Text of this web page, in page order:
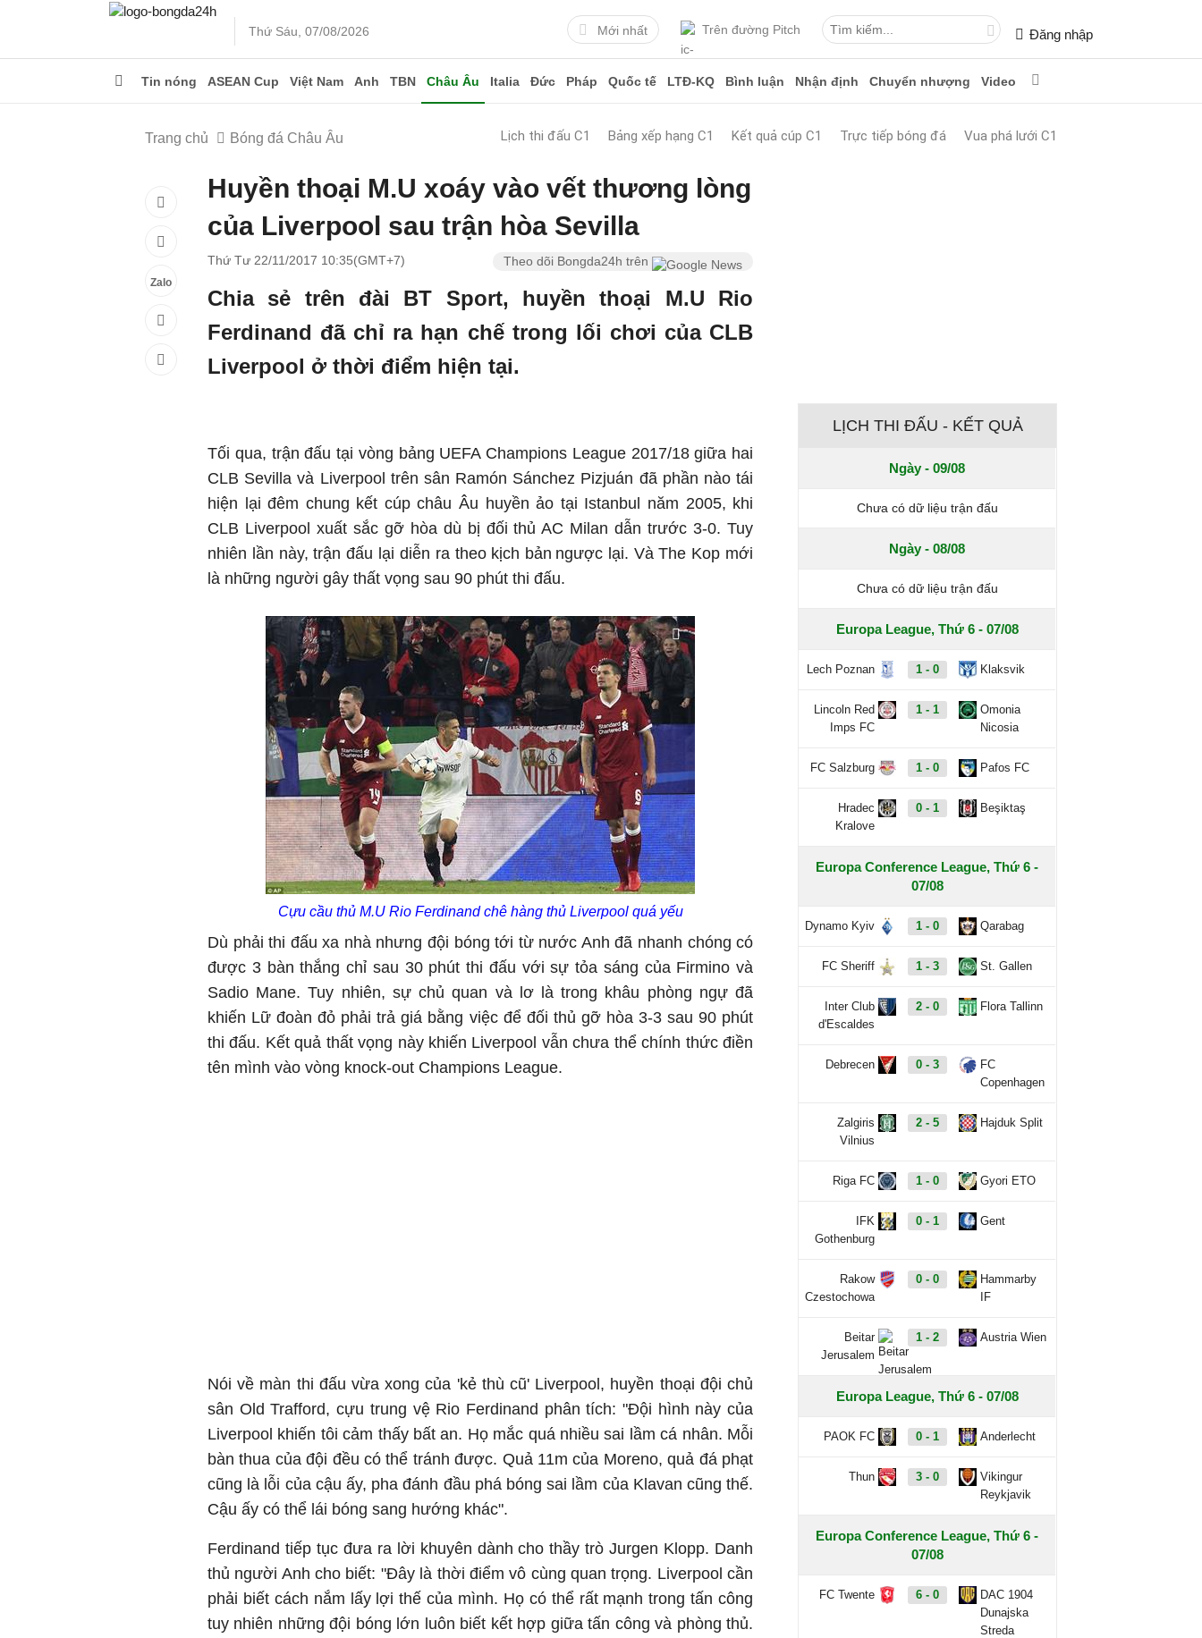
Thứ Sáu, 07/08/2026 Mới nhất Trên đường Pitch Đăng nhập
Tin nóng ASEAN Cup Việt Nam Anh TBN Châu Âu Italia Đức Pháp Quốc tế LTĐ-KQ Bình luận Nhận định Chuyển nhượng Video
Trang chủ Bóng đá Châu Âu Lịch thi đấu C1 Bảng xếp hạng C1 Kết quả cúp C1 Trực tiếp bóng đá Vua phá lưới C1
Zalo
Huyền thoại M.U xoáy vào vết thương lòng
của Liverpool sau trận hòa Sevilla
Thứ Tư 22/11/2017 10:35(GMT+7) Theo dõi Bongda24h trên
Chia sẻ trên đài BT Sport, huyền thoại M.U Rio
Ferdinand đã chỉ ra hạn chế trong lối chơi của CLB
Liverpool ở thời điểm hiện tại.
Tối qua, trận đấu tại vòng bảng UEFA Champions League 2017/18 giữa hai
CLB Sevilla và Liverpool trên sân Ramón Sánchez Pizjuán đã phần nào tái
hiện lại đêm chung kết cúp châu Âu huyền ảo tại Istanbul năm 2005, khi
CLB Liverpool xuất sắc gỡ hòa dù bị đối thủ AC Milan dẫn trước 3-0. Tuy
nhiên lần này, trận đấu lại diễn ra theo kịch bản ngược lại. Và The Kop mới
là những người gây thất vọng sau 90 phút thi đấu.
Cựu cầu thủ M.U Rio Ferdinand chê hàng thủ Liverpool quá yếu
Dù phải thi đấu xa nhà nhưng đội bóng tới từ nước Anh đã nhanh chóng có
được 3 bàn thắng chỉ sau 30 phút thi đấu với sự tỏa sáng của Firmino và
Sadio Mane. Tuy nhiên, sự chủ quan và lơ là trong khâu phòng ngự đã
khiến Lữ đoàn đỏ phải trả giá bằng việc để đối thủ gỡ hòa 3-3 sau 90 phút
thi đấu. Kết quả thất vọng này khiến Liverpool vẫn chưa thể chính thức điền
tên mình vào vòng knock-out Champions League.
Nói về màn thi đấu vừa xong của 'kẻ thù cũ' Liverpool, huyền thoại đội chủ
sân Old Trafford, cựu trung vệ Rio Ferdinand phân tích: "Đội hình này của
Liverpool khiến tôi cảm thấy bất an. Họ mắc quá nhiều sai lầm cá nhân. Mỗi
bàn thua của đội đều có thể tránh được. Quả 11m của Moreno, quả đá phạt
cũng là lỗi của cậu ấy, pha đánh đầu phá bóng sai lầm của Klavan cũng thế.
Cậu ấy có thể lái bóng sang hướng khác".
Ferdinand tiếp tục đưa ra lời khuyên dành cho thầy trò Jurgen Klopp. Danh
thủ người Anh cho biết: "Đây là thời điểm vô cùng quan trọng. Liverpool cần
phải biết cách nắm lấy lợi thế của mình. Họ có thể rất mạnh trong tấn công
tuy nhiên những đội bóng lớn luôn biết kết hợp giữa tấn công và phòng thủ.
LỊCH THI ĐẤU - KẾT QUẢ
Ngày - 09/08
Chưa có dữ liệu trận đấu
Ngày - 08/08
Chưa có dữ liệu trận đấu
Europa League, Thứ 6 - 07/08
Lech Poznan 1 - 0 Klaksvik
Lincoln Red
Imps FC
1 - 1
Omonia
Nicosia
FC Salzburg 1 - 0 Pafos FC
Hradec
Kralove
0 - 1 Beşiktaş
Europa Conference League, Thứ 6 -
07/08
Dynamo Kyiv 1 - 0 Qarabag
FC Sheriff 1 - 3 St. Gallen
Inter Club
d'Escaldes
2 - 0 Flora Tallinn
Debrecen 0 - 3
FC
Copenhagen
Zalgiris
Vilnius
2 - 5 Hajduk Split
Riga FC 1 - 0 Gyori ETO
IFK
Gothenburg
0 - 1 Gent
Rakow
Czestochowa
0 - 0
Hammarby
IF
Beitar
Jerusalem
1 - 2 Austria Wien
Europa League, Thứ 6 - 07/08
PAOK FC 0 - 1 Anderlecht
Thun 3 - 0
Vikingur
Reykjavik
Europa Conference League, Thứ 6 -
07/08
FC Twente 6 - 0
DAC 1904
Dunajska
Streda